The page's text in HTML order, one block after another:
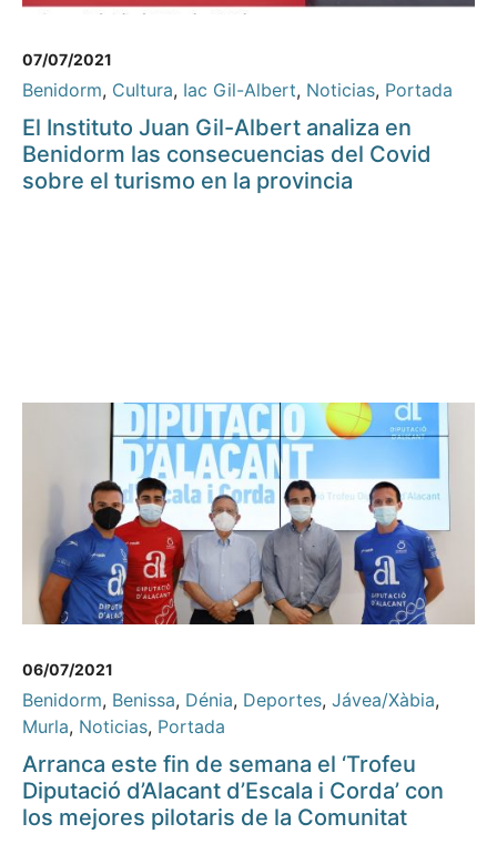
07/07/2021
Benidorm, Cultura, Iac Gil-Albert, Noticias, Portada
El Instituto Juan Gil-Albert analiza en
Benidorm las consecuencias del Covid
sobre el turismo en la provincia
06/07/2021
Benidorm, Benissa, Dénia, Deportes, Jávea/Xàbia,
Murla, Noticias, Portada
Arranca este fin de semana el ‘Trofeu
Diputació d’Alacant d’Escala i Corda’ con
los mejores pilotaris de la Comunitat